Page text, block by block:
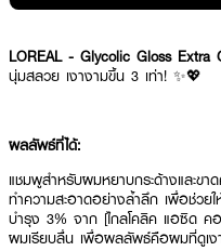
LOREAL - Glycolic Gloss Extra
นุ่มสลวย เงางามขึ้น 3 เท่า! ✨💖
ผลลัพธ์ที่ได้:
แชมพูสำหรับผมหยาบกระด้างและข
ทำความสะอาดอย่างล้ำลึก เพื่อช่ว
บำรุง 3% จาก [ไกลโคลิค แอซิด ค
ผมเรียบลื่น เพื่อผลลัพธ์คือผมที่ดูเง